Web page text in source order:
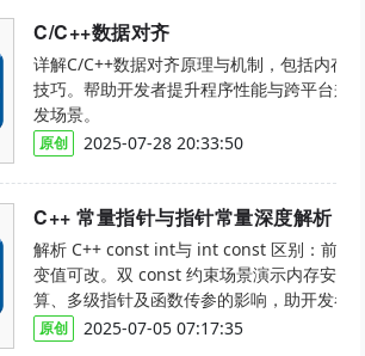
C/C++数据对齐
详解C/C++数据对齐原理与机制，包括内存
技巧。帮助开发者提升程序性能与跨平台兼
发场景。
原创 2025-07-28 20:33:50
解析 C++ const int与 int const 区别：前者
变值可改。双 const 约束场景演示内存安全
算、多级指针及函数传参的影响，助开发者
原创 2025-07-05 07:17:35